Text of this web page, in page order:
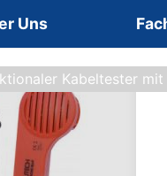
Uns
Kabeltester mit